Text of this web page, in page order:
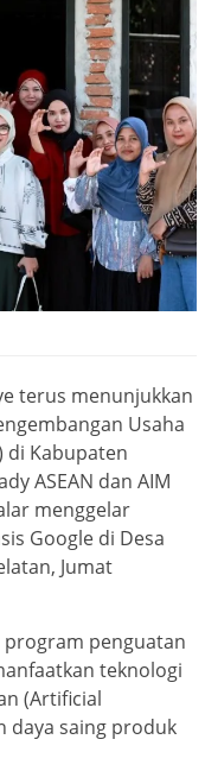
terus menunjukkan
Usaha
di Kabupaten
ASEAN dan AIM
menggelar
Google di Desa
Jumat
penguatan
teknologi
(Artificial
daya saing produk